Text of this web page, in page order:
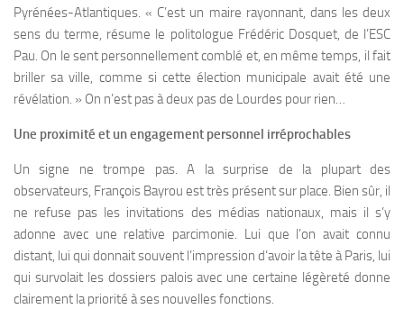
Pyrénées-Atlantiques. « C’est un maire rayonnant, dans les deux
sens du terme, résume le politologue Frédéric Dosquet, de l’ESC
Pau. On le sent personnellement comblé et, en même temps, il fait
briller sa ville, comme si cette élection municipale avait été une
révélation. » On n’est pas à deux pas de Lourdes pour rien…
Une proximité et un engagement personnel irréprochables
Un signe ne trompe pas. A la surprise de la plupart des
observateurs, François Bayrou est très présent sur place. Bien sûr, il
ne refuse pas les invitations des médias nationaux, mais il s’y
adonne avec une relative parcimonie. Lui que l’on avait connu
distant, lui qui donnait souvent l’impression d’avoir la tête à Paris, lui
qui survolait les dossiers palois avec une certaine légèreté donne
clairement la priorité à ses nouvelles fonctions.